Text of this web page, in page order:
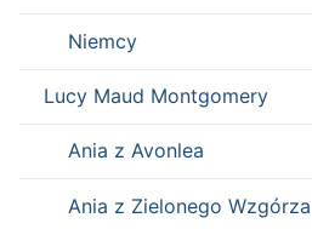
Niemcy
Lucy Maud Montgomery
Ania z Avonlea
Ania z Zielonego Wzgórza